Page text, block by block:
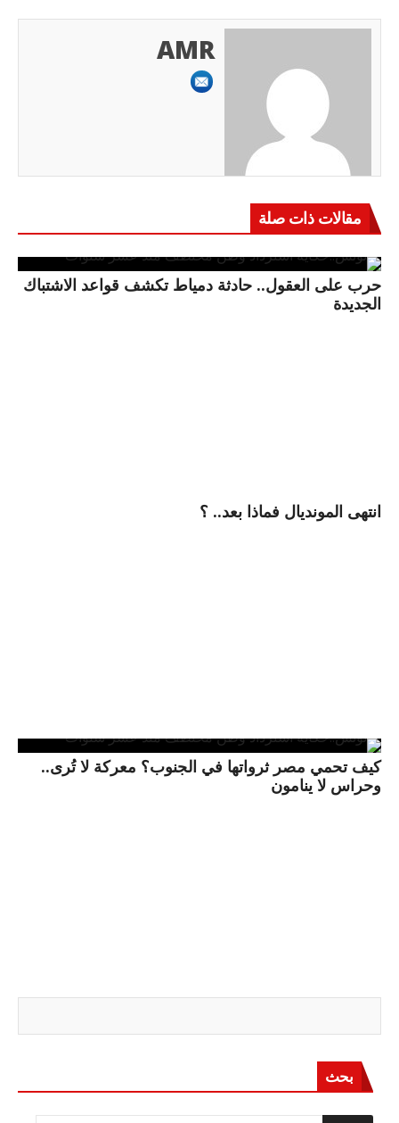
AMR
مقالات ذات صلة
حرب على العقول.. حادثة دمياط تكشف قواعد الاشتباك
الجديدة
انتهى المونديال فماذا بعد.. ؟
كيف تحمي مصر ثرواتها في الجنوب؟ معركة لا تُرى..
وحراس لا ينامون
بحث